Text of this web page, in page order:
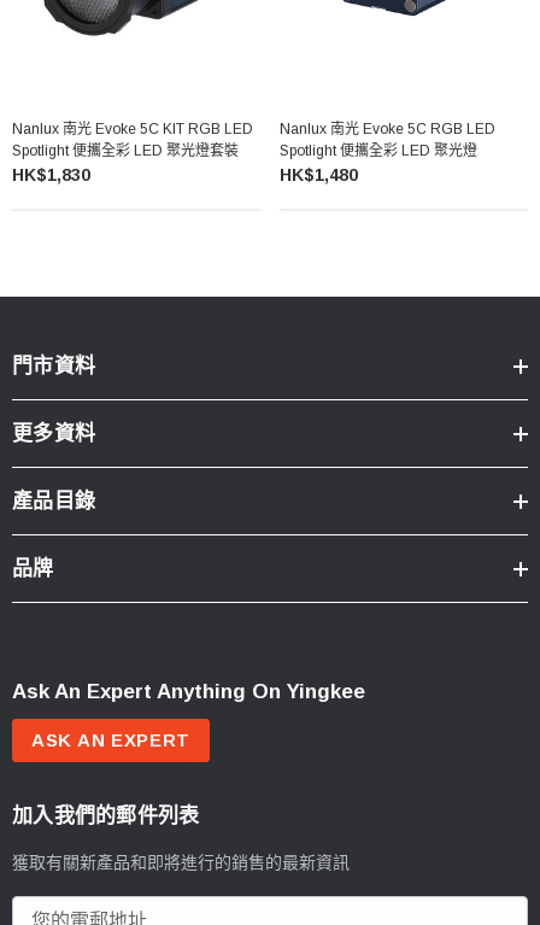
Nanlux 南光 Evoke 5C KIT RGB LED
Spotlight 便攜全彩 LED 聚光燈套裝
HK$1,830
Nanlux 南光 Evoke 5C RGB LED
Spotlight 便攜全彩 LED 聚光燈
HK$1,480
門市資料
更多資料
產品目錄
品牌
Ask An Expert Anything On Yingkee
ASK AN EXPERT
加入我們的郵件列表
獲取有關新產品和即將進行的銷售的最新資訊